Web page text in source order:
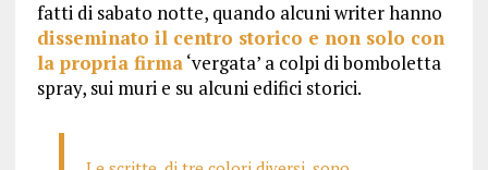
fatti di sabato notte, quando alcuni writer hanno
disseminato il centro storico e non solo con
la propria firma‘vergata’ a colpi di bomboletta
spray, sui muri e su alcuni edifici storici.